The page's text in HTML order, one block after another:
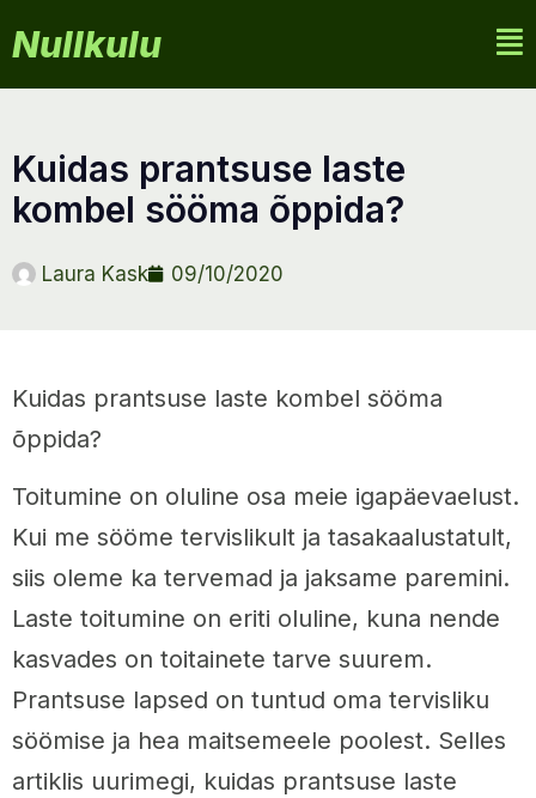
Nullkulu
kuidas prantsuse laste
kombel sööma õppida?
Laura Kask 09/10/2020
Kuidas prantsuse laste kombel sööma
õppida?
Toitumine on oluline osa meie igapäevaelust.
Kui me sööme tervislikult ja tasakaalustatult,
siis oleme ka tervemad ja jaksame paremini.
Laste toitumine on eriti oluline, kuna nende
kasvades on toitainete tarve suurem.
Prantsuse lapsed on tuntud oma tervisliku
söömise ja hea maitsemeele poolest. Selles
artiklis uurimegi, kuidas prantsuse laste